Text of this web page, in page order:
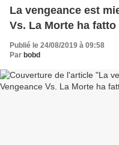
La vengeance est mienne / Divine
Vs. La Morte ha
Publié le 24/08/2019 à 09:58
Par bobd